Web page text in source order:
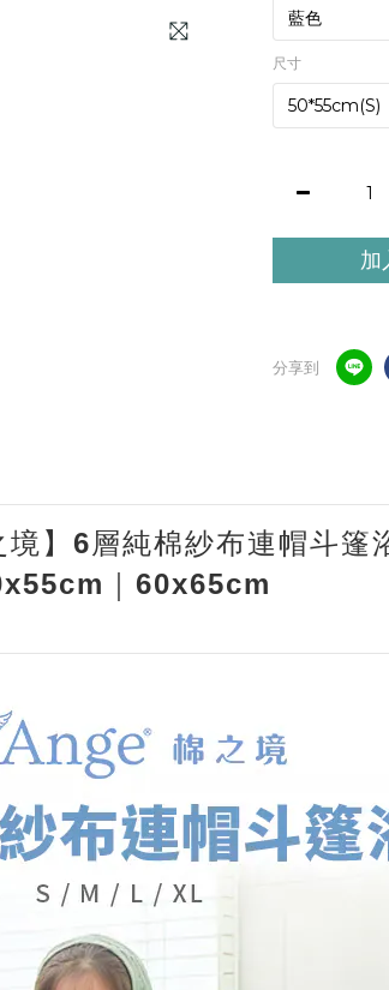
尺寸
加
分享到
境】6層純棉紗布連帽斗篷
60x65cm